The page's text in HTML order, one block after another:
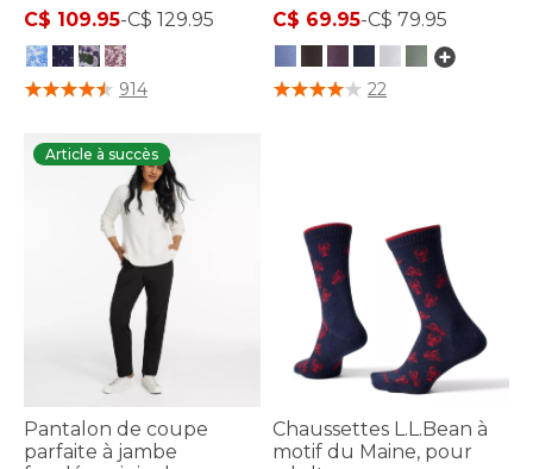
C$ 109.95-C$ 129.95
3,8 sur 5 Évaluation des clients
914
C$ 69.95-C$ 79.95
5 sur 5 Évaluation des clients
22
Article à succès
Pantalon de coupe
parfaite à jambe
Chaussettes L.L.Bean à
motif du Maine, pour